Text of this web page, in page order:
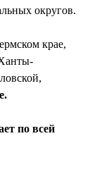
округов.
крае,
по всей